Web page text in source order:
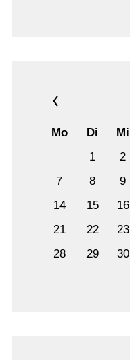
Golfschule
Golf & Natur
Mo Di Mi
1
2
7
8 9
14
15 16
21
22 23
28
29 30